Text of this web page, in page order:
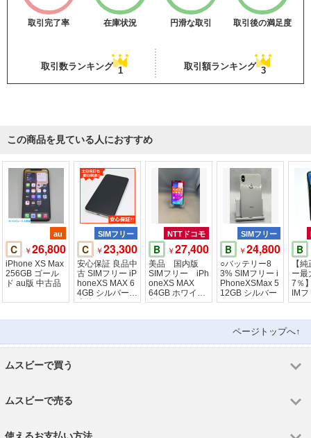
取引完了率 在庫状況 円滑な取引 取引後の満足度
取引数ランキング 1 取引額ランキング 3
この商品を見ている人におすすめ
au
C ￥26,800
iPhone XS Max
256GB ゴール
ド au版 中古品
SIMフリー
C ￥23,300
安心保証 良品中
古 SIMフリー iP
honeXS MAX 6
4GB シルバー
本体 白ロム
NTTドコモ
B ￥27,400
美品 国内版
SIMフリー iPh
oneXS MAX
64GB ホワイト
色
SIMフリー
B ￥24,800
○バッテリー8
3% SIMフリー i
PhoneXSMax 5
12GB シルバー
B
【
ー最
7％
IM
e
ページトップへ↑
ムスビーで買う
ムスビーで売る